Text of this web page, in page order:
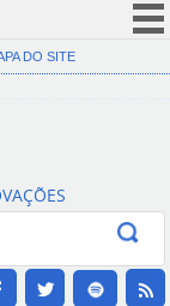
(COVID-19)
Canais
DO SITE